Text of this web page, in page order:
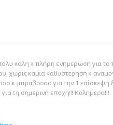
καλη κ πλήρη ενημερωση για το
χωρις καμια καθυστερηση κ
κ μπραβοοοο για την 1
για τη σημερινή εποχη!!! Καλημερα!!!